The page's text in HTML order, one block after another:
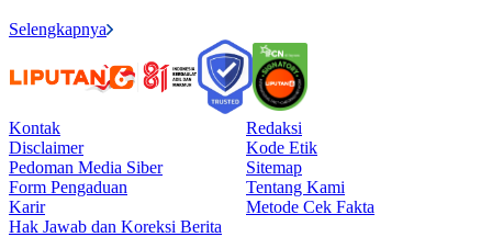
Selengkapnya
Kontak
Redaksi
Disclaimer
Kode Etik
Pedoman Media Siber
Sitemap
Form Pengaduan
Tentang Kami
Karir
Metode Cek Fakta
Hak Jawab dan Koreksi Berita